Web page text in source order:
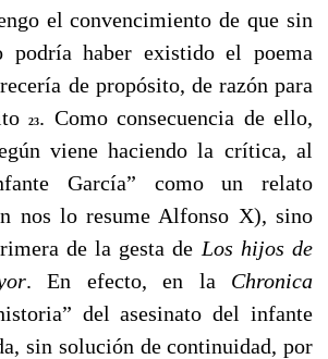
el convencimiento de que sin
podría haber existido el poema
de propósito, de razón para
23. Como consecuencia de ello,
viene haciendo la crítica, al
García” como un relato
nos lo resume Alfonso X), sino
de la gesta de Los hijos de
. En efecto, en la Chronica
del asesinato del infante
sin solución de continuidad, por